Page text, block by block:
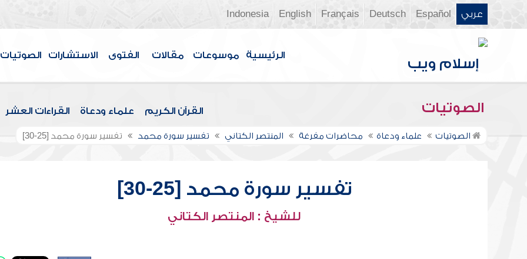
عربي Español
Deutsch
Français
English
Indonesia
الرئيسية موسوعات مقالات الفتوى الاستشارات الصوتيات
الصوتيات القرآن الكريم علماء ودعاة القراءات العشر
الصوتيات علماء ودعاة محاضرات مفرغة المنتصر الكتاني تفسير سورة محمد تفسير سورة محمد [25-30]
تفسير سورة محمد [25-30]
للشيخ : المنتصر الكتاني